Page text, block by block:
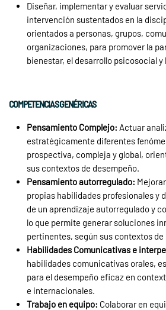
Diseñar, implementar y evaluar
intervención sustentados en la
orientados a personas, grupos,
organizaciones, para promover la
bienestar, el desarrollo psicosocial y
COMPETENCIAS GENÉRICAS
Pensamiento Complejo: Actuar
estratégicamente diferentes
prospectiva, compleja y global,
sus contextos de desempeño.
Pensamiento autorregulado:
propias habilidades profesionales y
de un aprendizaje autorregulado y
lo que permite generar soluciones
pertinentes, según sus contextos de
Habilidades Comunicativas e
habilidades comunicativas orales,
para el desempeño eficaz en
e internacionales.
Trabajo en equipo: Colaborar en